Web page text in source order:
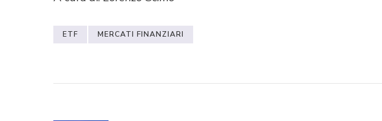
ETF MERCATI FINANZIARI